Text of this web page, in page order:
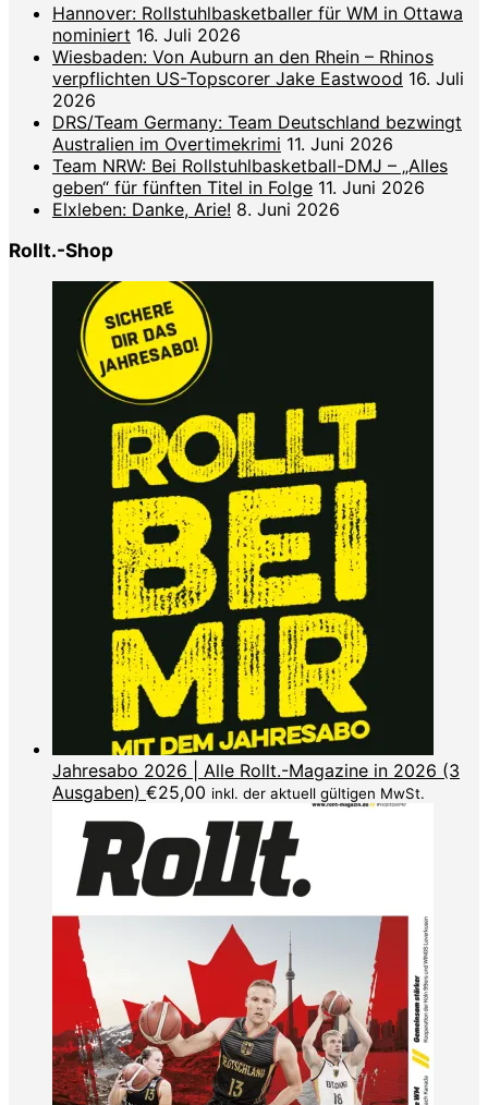
Hannover: Rollstuhlbasketballer für WM in Ottawa
nominiert 16. Juli 2026
Wiesbaden: Von Auburn an den Rhein – Rhinos
verpflichten US-Topscorer Jake Eastwood 16. Juli
2026
DRS/Team Germany: Team Deutschland bezwingt
Australien im Overtimekrimi 11. Juni 2026
Team NRW: Bei Rollstuhlbasketball-DMJ – „Alles
geben“ für fünften Titel in Folge 11. Juni 2026
Elxleben: Danke, Arie! 8. Juni 2026
Rollt.-Shop
Jahresabo 2026 | Alle Rollt.-Magazine in 2026 (3
Ausgaben) €25,00 inkl. der aktuell gültigen MwSt.